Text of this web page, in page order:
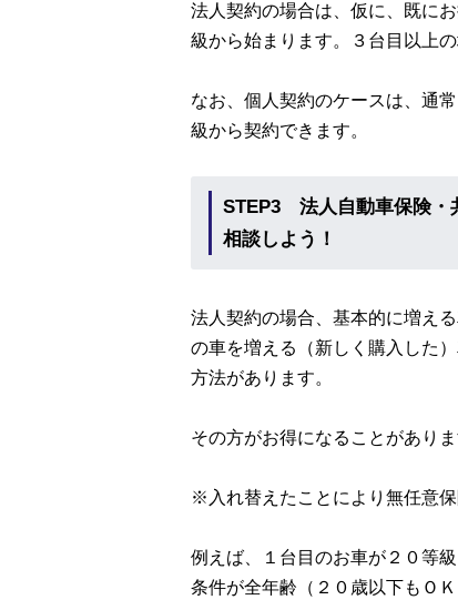
法人契約の場合は、仮に、既に
級から始まります。３台目以上
なお、個人契約のケースは、通
級から契約できます。
STEP3 法人自動車保険
相談しよう！
法人契約の場合、基本的に増え
の車を増える（新しく購入した
方法があります。
その方がお得になることがありま
※入れ替えたことにより無任意
例えば、１台目のお車が２０等
条件が全年齢（２０歳以下もＯＫ